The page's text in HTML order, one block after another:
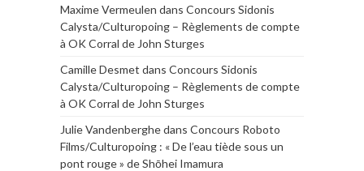
Maxime Vermeulen dans Concours Sidonis
Calysta/Culturopoing – Règlements de compte
à OK Corral de John Sturges
Camille Desmet dans Concours Sidonis
Calysta/Culturopoing – Règlements de compte
à OK Corral de John Sturges
Julie Vandenberghedans Concours Roboto
Films/Culturopoing : « De l’eau tiède sous un
pont rouge » de Shōhei Imamura